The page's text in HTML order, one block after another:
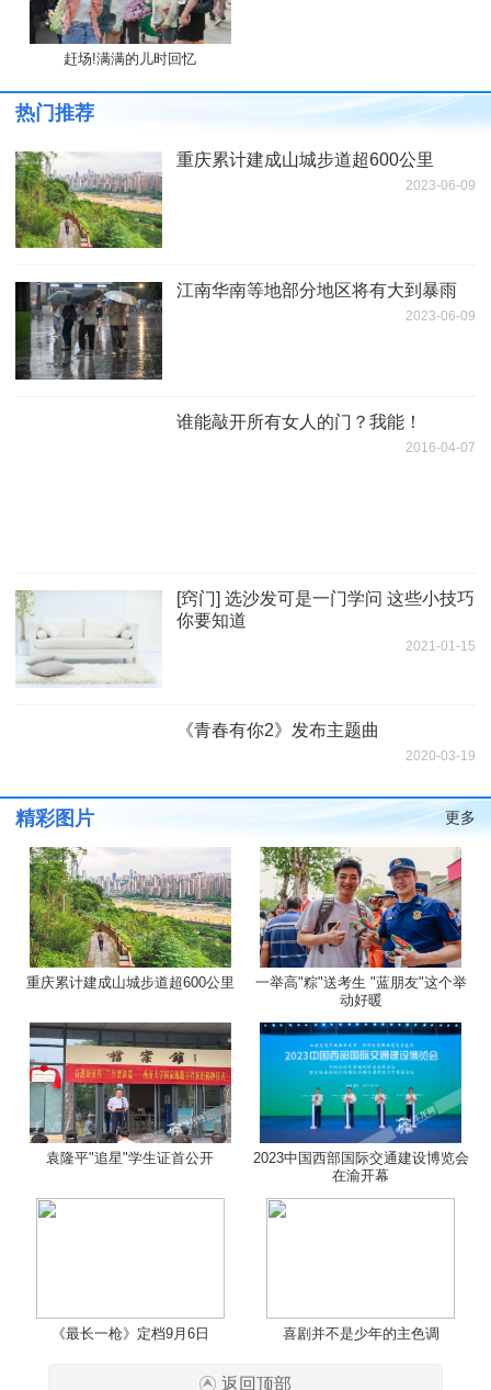
赶场!满满的儿时回忆
热门推荐
重庆累计建成山城步道超600公里
2023-06-09
江南华南等地部分地区将有大到暴雨
2023-06-09
谁能敲开所有女人的门？我能！
2016-04-07
[窍门] 选沙发可是一门学问 这些小技巧
你要知道
2021-01-15
《青春有你2》发布主题曲
2020-03-19
精彩图片 更多
重庆累计建成山城步道超600公里
一举高"粽"送考生 "蓝朋友"这个举
动好暖
袁隆平"追星"学生证首公开
2023中国西部国际交通建设博览会
在渝开幕
《最长一枪》定档9月6日 喜剧并不是少年的主色调
返回顶部